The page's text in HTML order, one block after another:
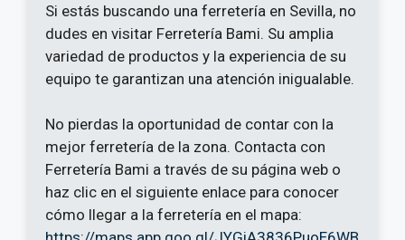
Si estás buscando una ferretería en Sevilla, no
dudes en visitar Ferretería Bami. Su amplia
variedad de productos y la experiencia de su
equipo te garantizan una atención inigualable.
No pierdas la oportunidad de contar con la
mejor ferretería de la zona. Contacta con
Ferretería Bami a través de su página web o
haz clic en el siguiente enlace para conocer
cómo llegar a la ferretería en el mapa: